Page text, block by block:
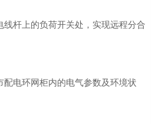
线杆上的负荷开关处，实现远程分合
配电环网柜内的电气参数及环境状